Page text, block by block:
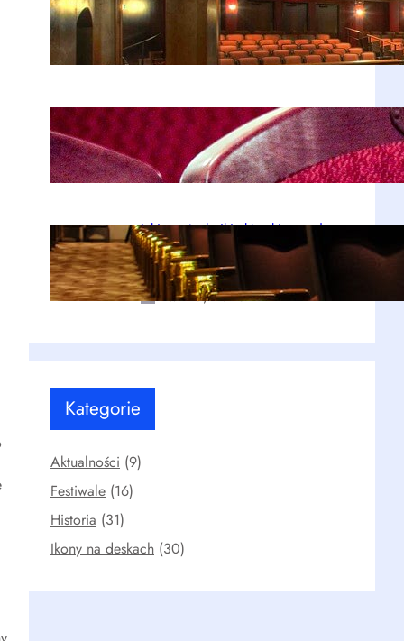
– dlaczego jest tak popularny
kwi 20, 2026
Jan Kobuszewski – skromny gigant
polskiej sceny teatralnej
kwi 20, 2026
Jakie są techniki aktorskie – od
Stanisławskiego po współczesne
metody
kwi 20, 2026
Kategorie
Aktualności (9)
Festiwale (16)
Historia (31)
Ikony na deskach (30)